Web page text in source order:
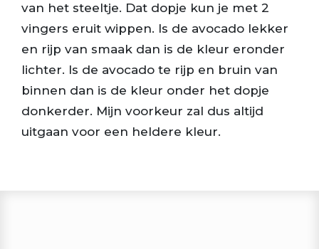
van het steeltje. Dat dopje kun je met 2
vingers eruit wippen. Is de avocado lekker
en rijp van smaak dan is de kleur eronder
lichter. Is de avocado te rijp en bruin van
binnen dan is de kleur onder het dopje
donkerder. Mijn voorkeur zal dus altijd
uitgaan voor een heldere kleur.